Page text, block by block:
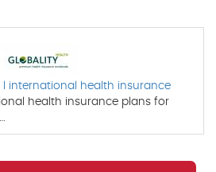
l international health insurance
health insurance plans for